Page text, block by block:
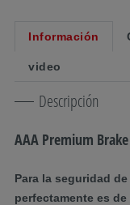
Información
video
Descripción
AAA Premium Brake
Para la seguridad
perfectamente es